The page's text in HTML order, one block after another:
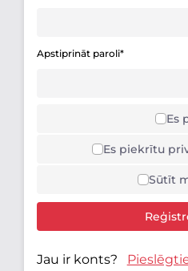
Apstiprināt paroli*
Es
Es piekrītu
Sūtīt
Jau ir konts?